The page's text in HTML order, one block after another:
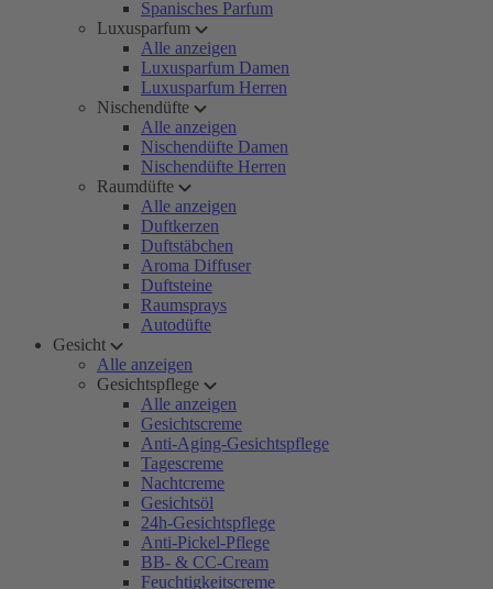
Spanisches Parfum
Luxusparfum
Alle anzeigen
Luxusparfum Damen
Luxusparfum Herren
Nischendüfte
Alle anzeigen
Nischendüfte Damen
Nischendüfte Herren
Raumdüfte
Alle anzeigen
Duftkerzen
Duftstäbchen
Aroma Diffuser
Duftsteine
Raumsprays
Autodüfte
Gesicht
Alle anzeigen
Gesichtspflege
Alle anzeigen
Gesichtscreme
Anti-Aging-Gesichtspflege
Tagescreme
Nachtcreme
Gesichtsöl
24h-Gesichtspflege
Anti-Pickel-Pflege
BB- & CC-Cream
Feuchtigkeitscreme